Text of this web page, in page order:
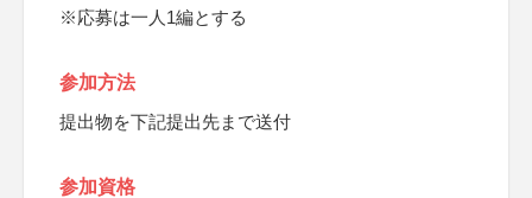
※応募は一人1編とする
参加方法
提出物を下記提出先まで送付
参加資格